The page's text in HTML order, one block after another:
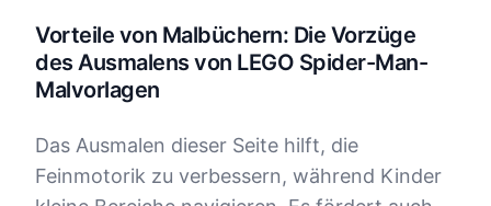
Vorteile von Malbüchern: Die Vorzüge
des Ausmalens von LEGO Spider-Man-
Malvorlagen
Das Ausmalen dieser Seite hilft, die
Feinmotorik zu verbessern, während Kinder